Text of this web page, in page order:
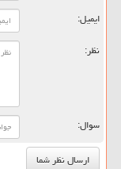
ایمیل:
نظر:
سوال: